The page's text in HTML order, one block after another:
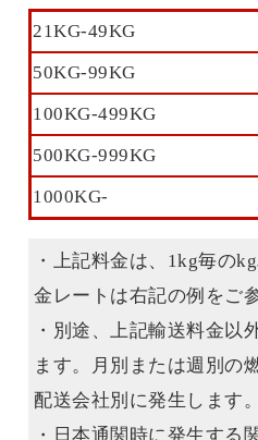
21KG-49KG
50KG-99KG
100KG-499KG
500KG-999KG
1000KG-
・上記料金は、1kg毎の
金レートは右記の例をご
・別途、上記輸送料金以
ます。月別または週別の
配送会社別に発生します。
・日本通関時に発生する